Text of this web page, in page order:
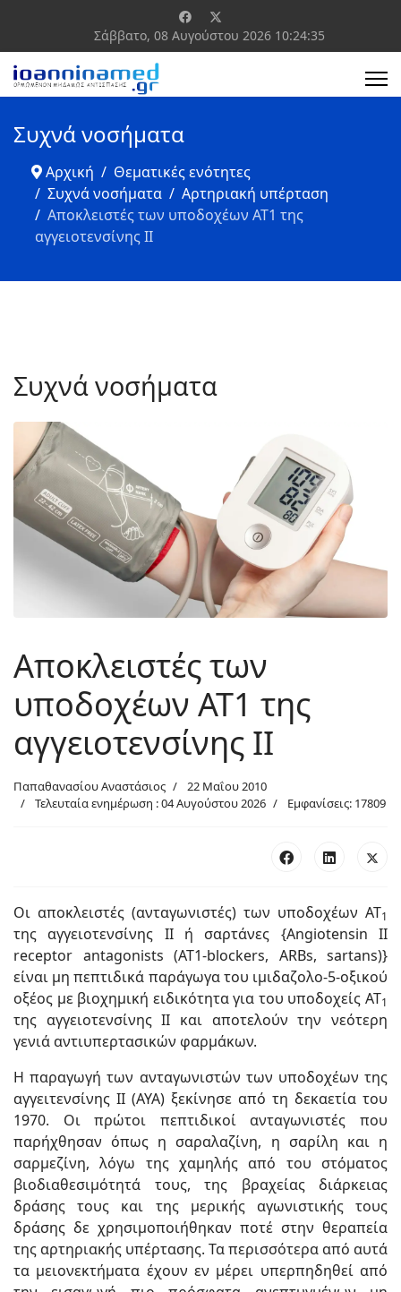
Σάββατο, 08 Αυγούστου 2026 10:24:36
Συχνά νοσήματα
Αρχική
Θεματικές ενότητες
Συχνά νοσήματα
Αρτηριακή υπέρταση
Αποκλειστές των υποδοχέων ΑΤ1 της
αγγειοτενσίνης ΙΙ
Συχνά νοσήματα
Αποκλειστές των
υποδοχέων ΑΤ1 της
αγγειοτενσίνης ΙΙ
Παπαθανασίου Αναστάσιος
22 Μαΐου 2010
Τελευταία ενημέρωση : 04 Αυγούστου 2026
Εμφανίσεις: 17809
Οι αποκλειστές (ανταγωνιστές) των υποδοχέων ΑΤ1
της αγγειοτενσίνης ΙΙ ή σαρτάνες {Angiotensin II
receptor antagonists (AT1-blockers, ARBs, sartans)}
είναι μη πεπτιδικά παράγωγα του ιμιδαζολο-5-οξικού
οξέος με βιοχημική ειδικότητα για του υποδοχείς ΑΤ1
της αγγειοτενσίνης ΙΙ και αποτελούν την νεότερη
γενιά αντιυπερτασικών φαρμάκων.
Η παραγωγή των ανταγωνιστών των υποδοχέων της
αγγειτενσίνης ΙΙ (ΑΥΑ) ξεκίνησε από τη δεκαετία του
1970. Οι πρώτοι πεπτιδικοί ανταγωνιστές που
παρήχθησαν όπως η σαραλαζίνη, η σαρίλη και η
σαρμεζίνη, λόγω της χαμηλής από του στόματος
βιοδιαθεσιμότητά τους, της βραχείας διάρκειας
δράσης τους και της μερικής αγωνιστικής τους
δράσης δε χρησιμοποιήθηκαν ποτέ στην θεραπεία
της αρτηριακής υπέρτασης. Τα περισσότερα από αυτά
τα μειονεκτήματα έχουν εν μέρει υπερπηδηθεί από